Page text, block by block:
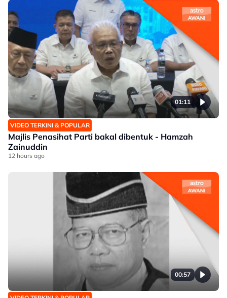
01:11
VIDEO TERKINI & POPULAR
Majlis Penasihat Parti bakal dibentuk - Hamzah
Zainuddin
12 hours ago
00:57